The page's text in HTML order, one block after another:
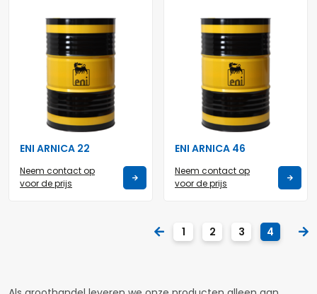
ENI ARNICA 22
Neem contact op
voor de prijs
ENI ARNICA 46
Neem contact op
voor de prijs
1 2 3 4